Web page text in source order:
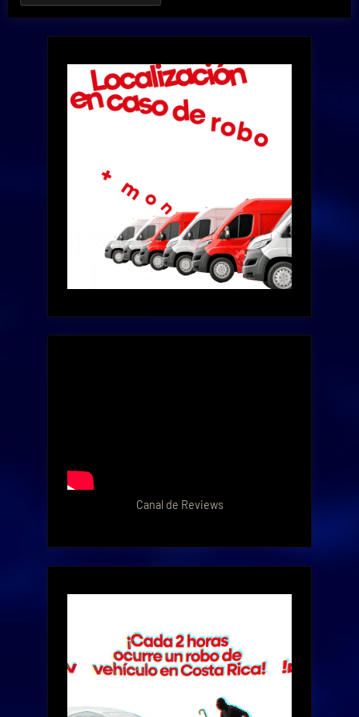
Canal de Reviews